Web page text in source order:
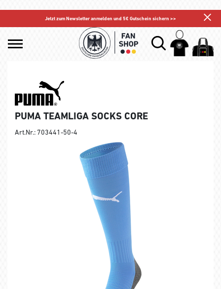
Jetzt zum Newsletter anmelden und 5€ Gutschein sichern >>
PUMA TEAMLIGA SOCKS CORE
Art.Nr.: 703441-50-4